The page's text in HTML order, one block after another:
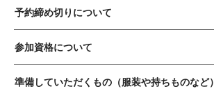
予約締め切りについて
参加資格について
準備していただくもの（服装や持ちものなど）